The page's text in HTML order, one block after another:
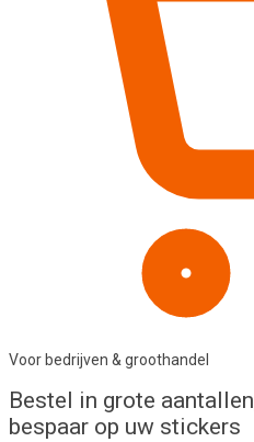
Voor bedrijven & groothandel
Bestel in grote aantallen
bespaar op uw stickers